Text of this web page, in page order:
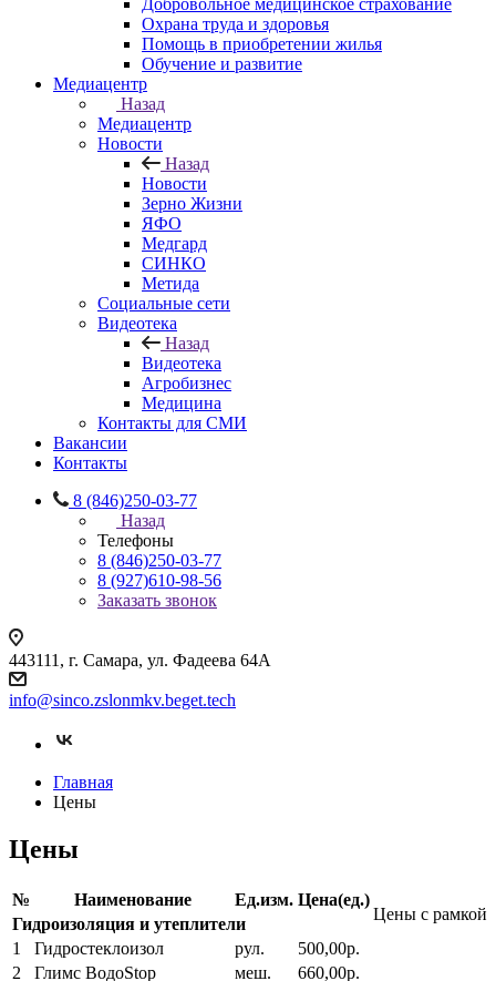
Добровольное медицинское страхование
Охрана труда и здоровья
Помощь в приобретении жилья
Обучение и развитие
Медиацентр
Назад
Медиацентр
Новости
Назад
Новости
Зерно Жизни
ЯФО
Медгард
СИНКО
Метида
Социальные сети
Видеотека
Назад
Видеотека
Агробизнес
Медицина
Контакты для СМИ
Вакансии
Контакты
8 (846)250-03-77
Назад
Телефоны
8 (846)250-03-77
8 (927)610-98-56
Заказать звонок
443111, г. Самара, ул. Фадеева 64А
info@sinco.zslonmkv.beget.tech
Главная
Цены
Цены
Цены с рамкой
№ Наименование Ед.изм. Цена(ед.)
Гидроизоляция и утеплители
1
Гидростеклоизол рул.
500,00р.
2
Глимс ВодоStop меш. 660,00р.